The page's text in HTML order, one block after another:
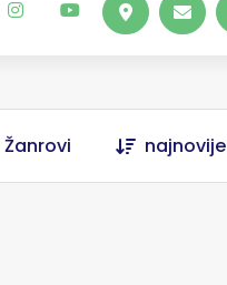
Žanrovi najnovije